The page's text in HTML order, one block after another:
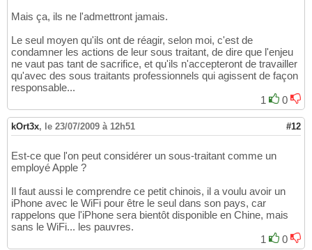
Mais ça, ils ne l'admettront jamais.
Le seul moyen qu'ils ont de réagir, selon moi, c'est de
condamner les actions de leur sous traitant, de dire que l'enjeu
ne vaut pas tant de sacrifice, et qu'ils n'accepteront de travailler
qu'avec des sous traitants professionnels qui agissent de façon
responsable...
1
0
kOrt3x, le 23/07/2009 à 12h51 #12
Est-ce que l'on peut considérer un sous-traitant comme un
employé Apple ?
Il faut aussi le comprendre ce petit chinois, il a voulu avoir un
iPhone avec le WiFi pour être le seul dans son pays, car
rappelons que l'iPhone sera bientôt disponible en Chine, mais
sans le WiFi... les pauvres.
1
0